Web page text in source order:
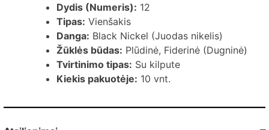
Dydis (Numeris): 12
Tipas: Vienšakis
Danga: Black Nickel (Juodas nikelis)
Žūklės būdas: Plūdinė, Fiderinė (Dugninė)
Tvirtinimo tipas: Su kilpute
Kiekis pakuotėje: 10 vnt.